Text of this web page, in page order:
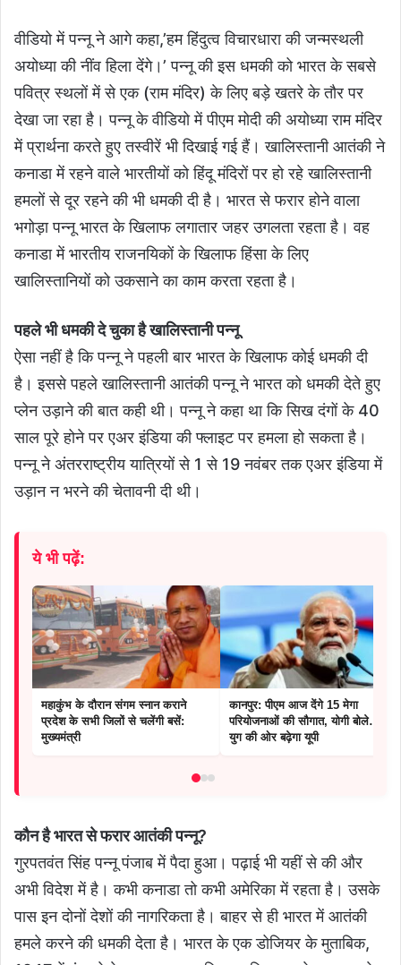
वीडियो में पन्नू ने आगे कहा,’हम हिंदुत्व विचारधारा की जन्मस्थली
अयोध्या की नींव हिला देंगे।’ पन्नू की इस धमकी को भारत के सबसे
पवित्र स्थलों में से एक (राम मंदिर) के लिए बड़े खतरे के तौर पर
देखा जा रहा है। पन्नू के वीडियो में पीएम मोदी की अयोध्या राम मंदिर
में प्रार्थना करते हुए तस्वीरें भी दिखाई गई हैं। खालिस्तानी आतंकी ने
कनाडा में रहने वाले भारतीयों को हिंदू मंदिरों पर हो रहे खालिस्तानी
हमलों से दूर रहने की भी धमकी दी है। भारत से फरार होने वाला
भगोड़ा पन्नू भारत के खिलाफ लगातार जहर उगलता रहता है। वह
कनाडा में भारतीय राजनयिकों के खिलाफ हिंसा के लिए
खालिस्तानियों को उकसाने का काम करता रहता है।
पहले भी धमकी दे चुका है खालिस्तानी पन्नू
ऐसा नहीं है कि पन्नू ने पहली बार भारत के खिलाफ कोई धमकी दी
है। इससे पहले खालिस्तानी आतंकी पन्नू ने भारत को धमकी देते हुए
प्लेन उड़ाने की बात कही थी। पन्नू ने कहा था कि सिख दंगों के 40
साल पूरे होने पर एअर इंडिया की फ्लाइट पर हमला हो सकता है।
पन्नू ने अंतरराष्ट्रीय यात्रियों से 1 से 19 नवंबर तक एअर इंडिया में
उड़ान न भरने की चेतावनी दी थी।
ये भी पढ़ें:
महाकुंभ के दौरान संगम स्नान कराने
प्रदेश के सभी जिलों से चलेंगी बसें:
मुख्यमंत्री
कानपुर: पीएम आज देंगे 15 मेगा
परियोजनाओं की सौगात, योगी बोले… नए
युग की ओर बढ़ेगा यूपी
कौन है भारत से फरार आतंकी पन्नू?
गुरपतवंत सिंह पन्नू पंजाब में पैदा हुआ। पढ़ाई भी यहीं से की और
अभी विदेश में है। कभी कनाडा तो कभी अमेरिका में रहता है। उसके
पास इन दोनों देशों की नागरिकता है। बाहर से ही भारत में आतंकी
हमले करने की धमकी देता है। भारत के एक डोजियर के मुताबिक,